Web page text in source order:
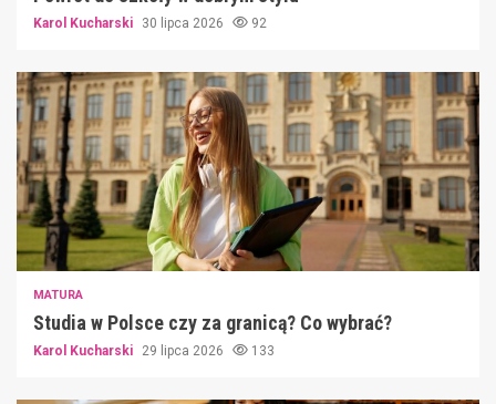
Karol Kucharski 30 lipca 2026 92
MATURA
Studia w Polsce czy za granicą? Co wybrać?
Karol Kucharski 29 lipca 2026 133